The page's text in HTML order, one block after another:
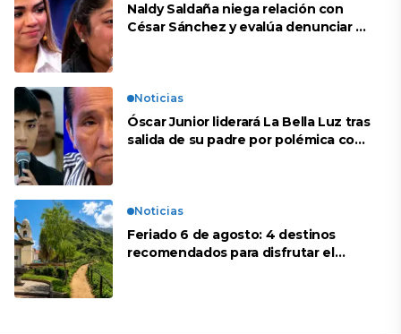
Naldy Saldaña niega relación con
César Sánchez y evalúa denunciar a
Noticias
Óscar Junior liderará La Bella Luz tras
salida de su padre por polémica con
Noticias
Feriado 6 de agosto: 4 destinos
recomendados para disfrutar el